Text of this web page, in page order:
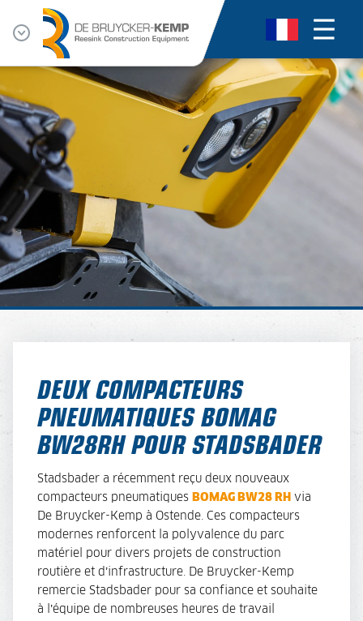
DEUX COMPACTEURS
PNEUMATIQUES BOMAG
BW28RH POUR STADSBADER
Stadsbader a récemment reçu deux nouveaux
compacteurs pneumatiques BOMAG BW28 RH via
De Bruycker-Kemp à Ostende. Ces compacteurs
modernes renforcent la polyvalence du parc
matériel pour divers projets de construction
routière et d’infrastructure. De Bruycker-Kemp
remercie Stadsbader pour sa confiance et souhaite
à l’équipe de nombreuses heures de travail